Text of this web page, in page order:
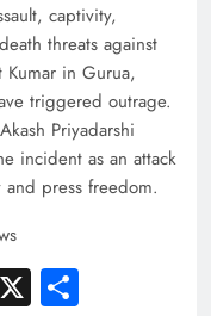
captivity,
threats against
Kumar in Gurua,
triggered outrage.
Priyadarshi
incident as an attack
press freedom.
X Share